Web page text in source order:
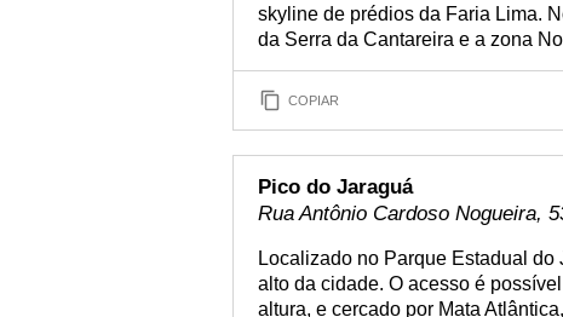
skyline de prédios da Faria Lima.
da Serra da Cantareira e a zona
COPIAR
Pico do Jaraguá
Rua Antônio Cardoso Nogueira,
Localizado no Parque Estadual
alto da cidade. O acesso é
altura, e cercado por Mata